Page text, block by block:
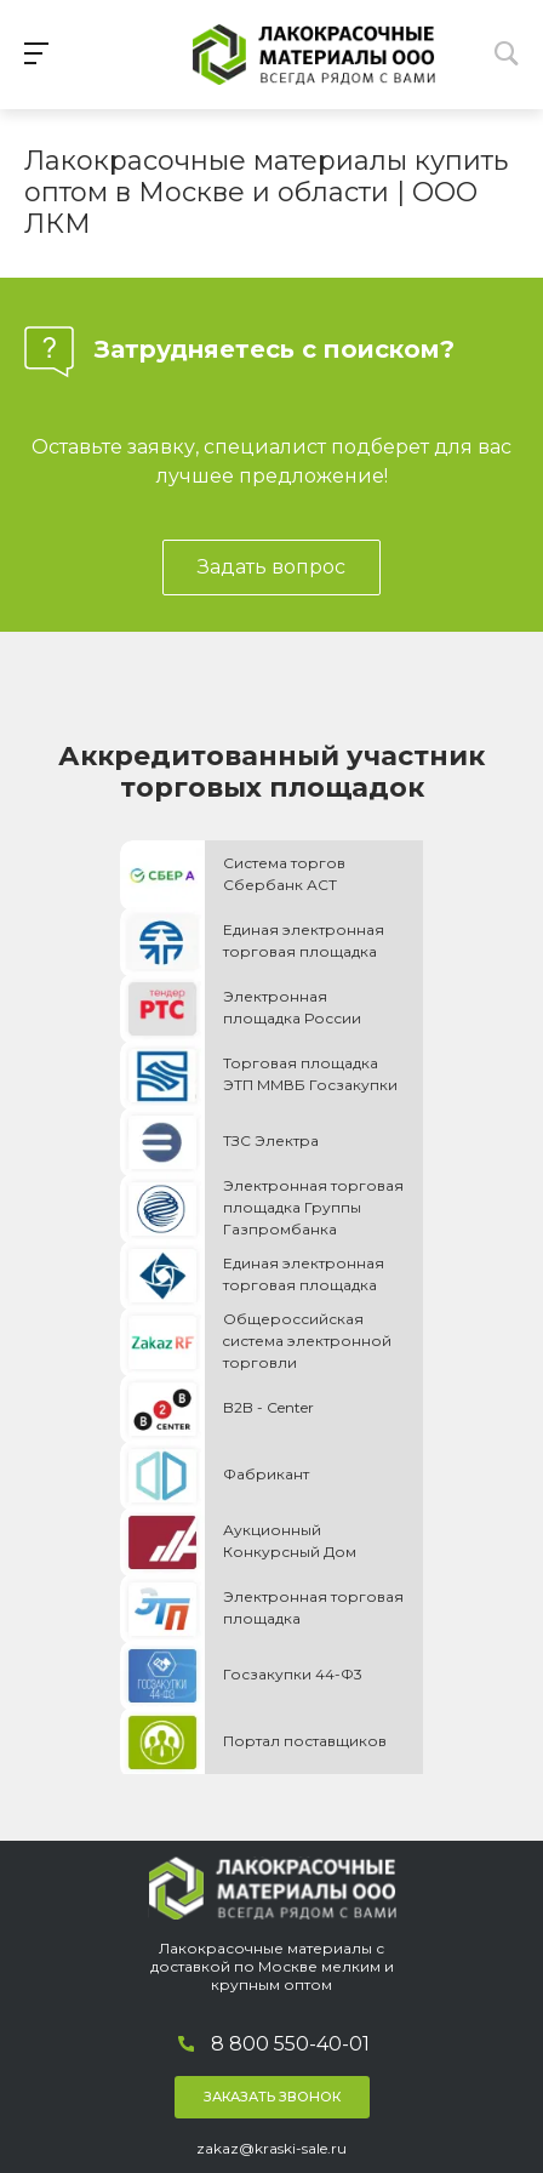
Лакокрасочные материалы купить
оптом в Москве и области | ООО
ЛКМ
Затрудняетесь с поиском?
Оставьте заявку, специалист подберет для вас
лучшее предложение!
Задать вопрос
Аккредитованный участник
торговых площадок
Система торгов
Сбербанк АСТ
Единая электронная
торговая площадка
Электронная
площадка России
Торговая площадка
ЭТП ММВБ Госзакупки
ТЗС Электра
Электронная торговая
площадка Группы
Газпромбанка
Единая электронная
торговая площадка
Общероссийская
cистема электронной
торговли
B2B - Center
Фабрикант
Аукционный
Конкурсный Дом
Электронная торговая
площадка
Госзакупки 44-Ф3
Портал поставщиков
Лакокрасочные материалы с
доставкой по Москве мелким и
крупным оптом
8 800 550-40-01
ЗАКАЗАТЬ ЗВОНОК
zakaz@kraski-sale.ru